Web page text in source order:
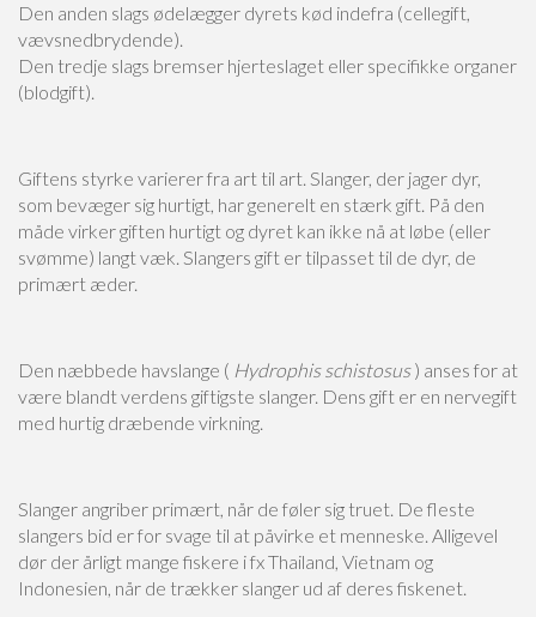
Den anden slags ødelægger dyrets kød indefra (cellegift,
vævsnedbrydende).
Den tredje slags bremser hjerteslaget eller specifikke organer
(blodgift).
Giftens styrke varierer fra art til art. Slanger, der jager dyr,
som bevæger sig hurtigt, har generelt en stærk gift. På den
måde virker giften hurtigt og dyret kan ikke nå at løbe (eller
svømme) langt væk. Slangers gift er tilpasset til de dyr, de
primært æder.
Den næbbede havslange ( Hydrophis schistosus) anses for at
være blandt verdens giftigste slanger. Dens gift er en nervegift
med hurtig dræbende virkning.
Slanger angriber primært, når de føler sig truet. De fleste
slangers bid er for svage til at påvirke et menneske. Alligevel
dør der årligt mange fiskere i fx Thailand, Vietnam og
Indonesien, når de trækker slanger ud af deres fiskenet.